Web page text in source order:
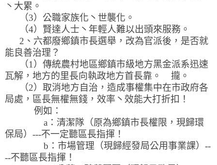
丶大累。
（3）公職家族化丶世襲化。
（4）賢達人士丶年輕人難以出頭來服務。
2、六都廢鄉鎮市長選舉，改為官派後，是否就
能良善治理？
（1）傳統農村地區鄉鎮市級地方黑金派系迅速
瓦解，地方的里長向執政地方首長靠。 攏。
（2）取消地方自治，造成事權集中在市政府各
局處，區長無權無錢，效率丶效能大打折扣！
例如：
a：清潔隊（原為鄉鎮市長權限，現歸環
保局）---不一定聽區長指揮！
b：市場管理（現歸經發局公用事業課）--
--不聽區長指揮！